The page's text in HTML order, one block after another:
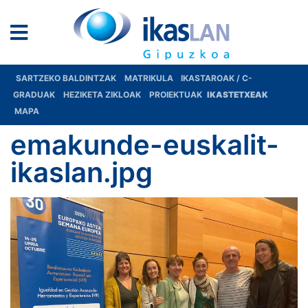
SARTZEKO BALDINTZAK MATRIKULA
IKASTAROAK / C-
GRADUAK
HEZIKETA ZIKLOAK PROIEKTUAK IKASTETXEAK
MAPA
emakunde-euskalit-
ikaslan.jpg